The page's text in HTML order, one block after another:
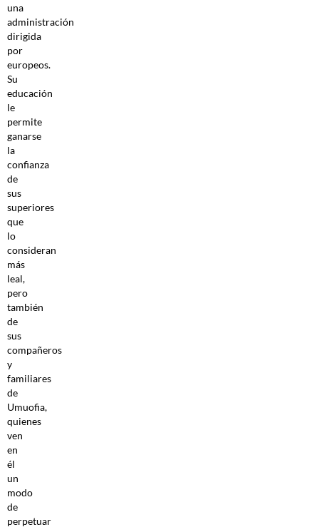
una
administración
dirigida
por
europeos.
Su
educación
le
permite
ganarse
la
confianza
de
sus
superiores
que
lo
consideran
más
leal,
pero
también
de
sus
compañeros
y
familiares
de
Umuofia,
quienes
ven
en
él
un
modo
de
perpetuar